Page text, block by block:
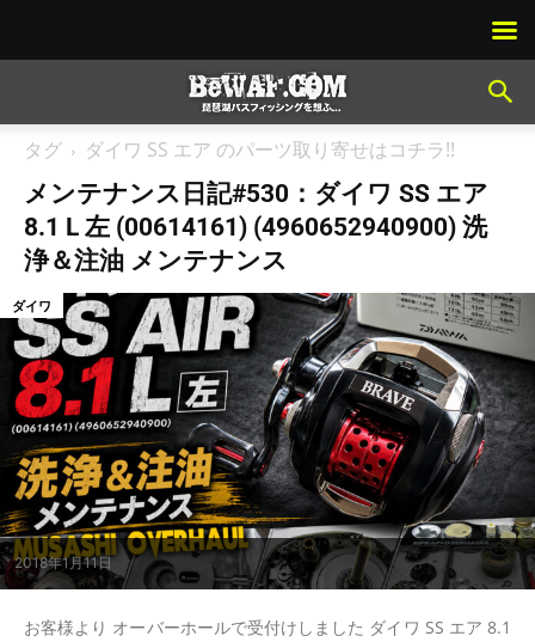
タグ ダイワ SS エア のパーツ取り寄せはコチラ!!
メンテナンス日記#530：ダイワ SS エア
8.1 L 左 (00614161) (4960652940900) 洗
浄＆注油 メンテナンス
2018年1月11日
ダイワ
お客様より オーバーホールで受付けしました ダイワ SS エア 8.1